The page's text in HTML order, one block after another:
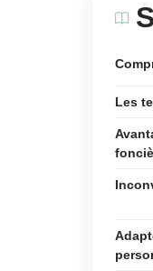
Les